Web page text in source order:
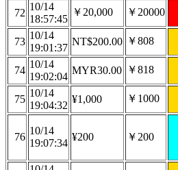
72
10/14
18:57:45
￥20,000 ￥20000
73
10/14
19:01:37
NT$200.00 ￥808
74
10/14
19:02:04
MYR30.00 ￥818
75
10/14
19:04:32
¥1,000 ￥1000
76
10/14
19:07:34
¥200 ￥200